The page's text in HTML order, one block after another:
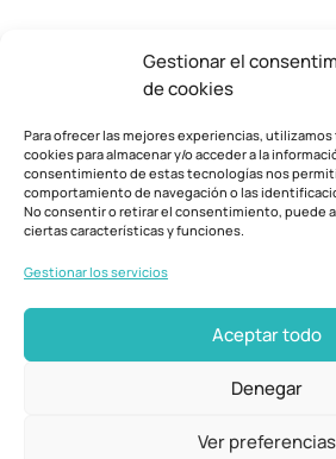
Gestionar el
de cookies
Para ofrecer las mejores experiencias,
cookies para almacenar y/o acceder a la
consentimiento de estas tecnologías nos
comportamiento de navegación o las
No consentir o retirar el consentimiento, puede
ciertas características y funciones.
Gestionar los servicios
Aceptar todo
Denegar
Ver preferencias